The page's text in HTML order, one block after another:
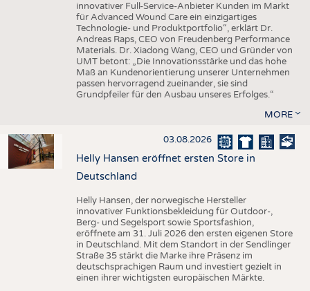
innovativer Full-Service-Anbieter Kunden im Markt
für Advanced Wound Care ein einzigartiges
Technologie- und Produktportfolio“, erklärt Dr.
Andreas Raps, CEO von Freudenberg Performance
Materials. Dr. Xiadong Wang, CEO und Gründer von
UMT betont: „Die Innovationsstärke und das hohe
Maß an Kundenorientierung unserer Unternehmen
passen hervorragend zueinander, sie sind
Grundpfeiler für den Ausbau unseres Erfolges.“
MORE
03.08.2026
Helly Hansen eröffnet ersten Store in
Deutschland
Helly Hansen, der norwegische Hersteller
innovativer Funktionsbekleidung für Outdoor-,
Berg- und Segelsport sowie Sportsfashion,
eröffnete am 31. Juli 2026 den ersten eigenen Store
in Deutschland. Mit dem Standort in der Sendlinger
Straße 35 stärkt die Marke ihre Präsenz im
deutschsprachigen Raum und investiert gezielt in
einen ihrer wichtigsten europäischen Märkte.